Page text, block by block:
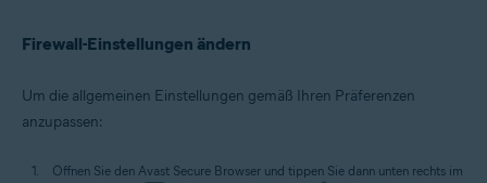
Firewall-Einstellungen ändern
Um die allgemeinen Einstellungen gemäß Ihren Präferenzen
anzupassen:
Öffnen Sie den Avast Secure Browser und tippen Sie dann unten rechts im